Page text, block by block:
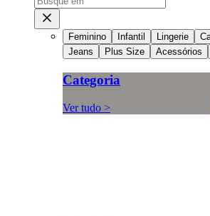
Feminino Infantil Lingerie
Jeans
Plus Size Acessórios
Categoria
Ver tudo >